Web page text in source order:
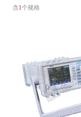
泰华仪表/TAIHUA
天地煤机/TDMJ
含1个规格